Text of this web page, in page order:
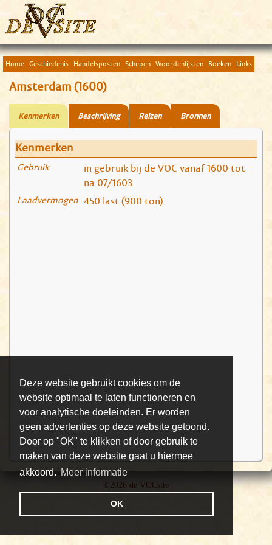
Deze website gebruikt cookies om de
website optimaal te laten functioneren en
voor analytische doeleinden. Er worden
geen advertenties op deze website getoond.
Door op "OK" te klikken of door gebruik te
maken van deze website gaat u hiermee
akkoord. Meer informatie
OK
Home Geschiedenis Handelsposten Schepen Woordenlijsten Boeken Links
Amsterdam (1600)
Kenmerken Beschrijving Reizen Bronnen
Kenmerken
Gebruik
in gebruik bij de VOC vanaf 1600 tot
na 07/1603
Laadvermogen 450 last (900 ton)
©2026 de VOCsite